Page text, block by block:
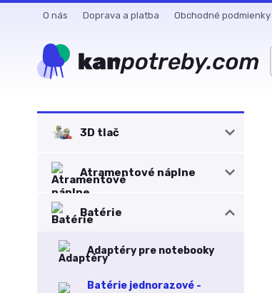
O nás Doprava a platba Obchodné podmienky
3D tlač
Atramentové náplne
Batérie
Adaptéry pre notebooky
Batérie jednorazové -